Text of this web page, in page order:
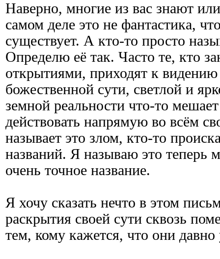
Наверно, многие из вас знают
самом деле это не фантастика,
существует. А кто-то просто
Определю её так. Часто те, кто
открытиями, приходят к видению
божественной сути, светлой и
земной реальности что-то
действовать напрямую во всём
называет это злом, кто-то
названий. Я называю это теперь
очень точное название.
Я хочу сказать нечто в этом
раскрытия своей сути сквозь
тем, кому кажется, что они